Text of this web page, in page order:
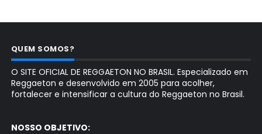
QUEM SOMOS?
O SITE OFICIAL DE REGGAETON NO BRASIL. Especializado em
Reggaeton e desenvolvido em 2005 para acolher,
fortalecer e intensificar a cultura do Reggaeton no Brasil.
NOSSO OBJETIVO: